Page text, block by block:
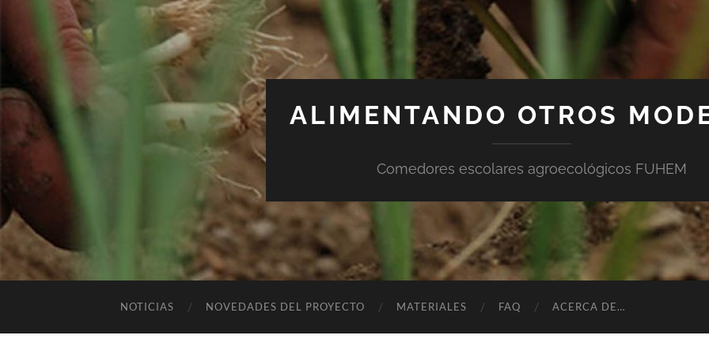
ALIMENTANDO OTROS
Comedores escolares agroecológicos FUHEM
NOTICIAS NOVEDADES DEL PROYECTO MATERIALES FAQ ACERCA DE…